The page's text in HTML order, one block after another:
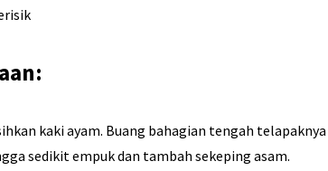
kaki ayam. Buang bahagian tengah
sedikit empuk dan tambah sekeping asam.